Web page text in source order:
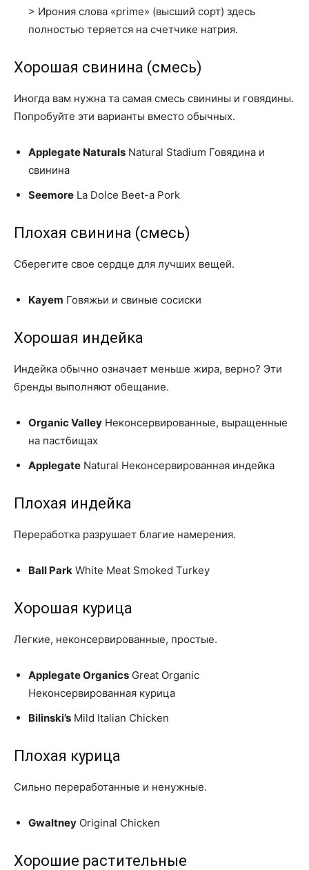
> Ирония слова «prime» (высший сорт) здесь
полностью теряется на счетчике натрия.
Хорошая свинина (смесь)
Иногда вам нужна та самая смесь свинины и говядины.
Попробуйте эти варианты вместо обычных.
Applegate Naturals Natural Stadium Говядина и
свинина
Seemore La Dolce Beet-a Pork
Плохая свинина (смесь)
Сберегите свое сердце для лучших вещей.
Kayem Говяжьи и свиные сосиски
Хорошая индейка
Индейка обычно означает меньше жира, верно? Эти
бренды выполняют обещание.
Organic Valley Неконсервированные, выращенные
на пастбищах
Applegate Natural Неконсервированная индейка
Плохая индейка
Переработка разрушает благие намерения.
Ball Park White Meat Smoked Turkey
Хорошая курица
Легкие, неконсервированные, простые.
Applegate Organics Great Organic
Неконсервированная курица
Bilinski’s Mild Italian Chicken
Плохая курица
Сильно переработанные и ненужные.
Gwaltney Original Chicken
Хорошие растительные